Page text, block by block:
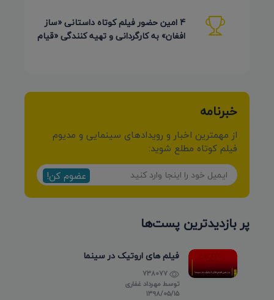
4 امین حضور فیلم کوتاه داستانی «ساز
افغان» به کارگردانی و تهیه کنندگی «قیام
خبرنامه
از مهمترین اخبار و رویدادهای سینمایی و مدیوم
فیلم کوتاه مطلع شوید:
عضوم کن!
پر بازدیدترین پست‌ها
فیلم های اروتیک در سینما
توسط مهرداد غفاری
۱۳۹۸/۰۵/۱۵